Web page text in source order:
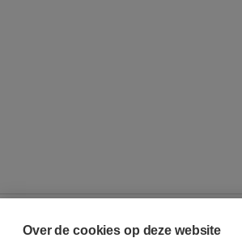
Over de cookies op deze website